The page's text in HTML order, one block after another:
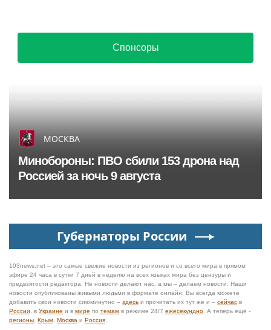
Спонсоры
МОСКВА
Минобороны: ПВО сбили 153 дрона над
Россией за ночь 9 августа
Губернаторы России
103news.net – это самые свежие новости из регионов и со всего мира в прямом
эфире 24 часа в сутки 7 дней в неделю на всех языках мира без цензуры и
предвзятости редактора. Не новости делают нас, а мы – делаем новости. Наши
новости опубликованы живыми людьми в формате онлайн. Вы всегда можете
добавить свои новости сиюминутно – здесь и прочитать их тут же и – сейчас в
России , в Украине и в мире по темам в режиме 24/7 ежесекундно . А теперь ещё -
регионы Крым Москва и Россия